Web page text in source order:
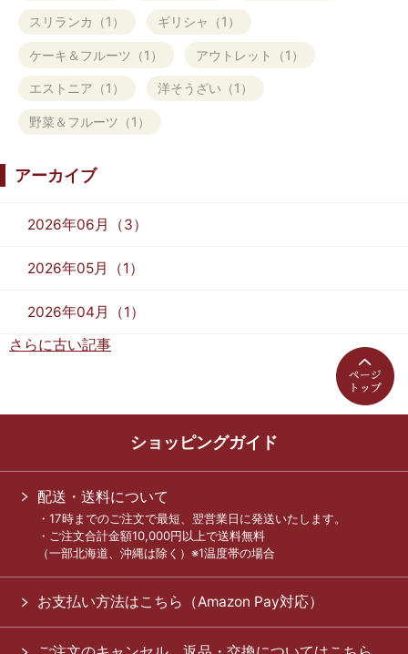
スリランカ（1） ギリシャ（1）
ケーキ＆フルーツ（1） アウトレット（1）
エストニア（1） 洋そうざい（1）
野菜＆フルーツ（1）
アーカイブ
2026年06月（3）
2026年05月（1）
2026年04月（1）
さらに古い記事
ショッピングガイド
配送・送料について
・17時までのご注文で最短、翌営業日に発送いたします。
・ご注文合計金額10,000円以上で送料無料
（一部北海道、沖縄は除く）※1温度帯の場合
お支払い方法はこちら（Amazon Pay対応）